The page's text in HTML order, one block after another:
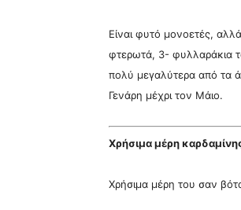
Είναι φυτό μονοετές,
φτερωτά, 3- φυλλαράκια
πολύ μεγαλύτερα από τα
Γενάρη μέχρι τον Μάιο.
Χρήσιμα μέρη
Χρήσιμα μέρη του σαν